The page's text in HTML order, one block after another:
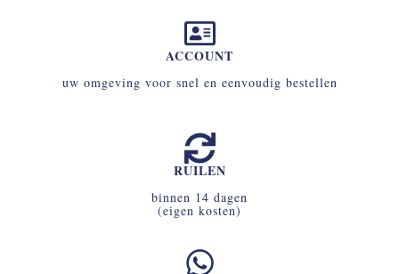
ACCOUNT
uw omgeving voor snel en eenvoudig bestellen
RUILEN
binnen 14 dagen
(eigen kosten)